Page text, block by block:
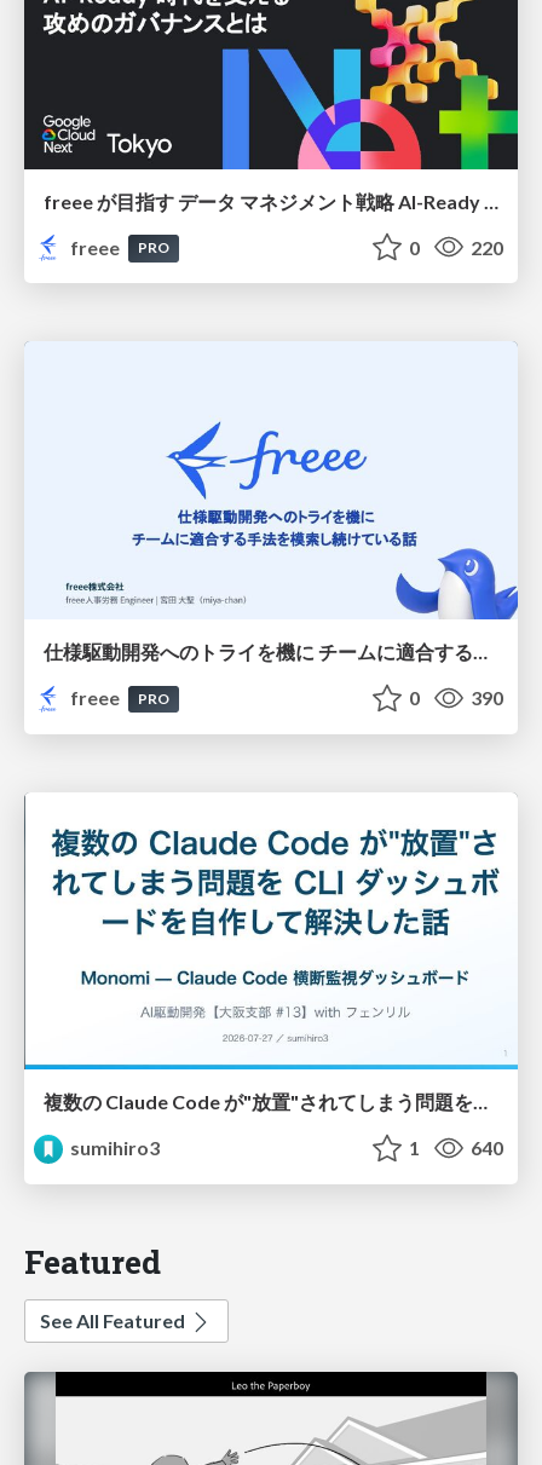
freee
PRO 0 220
仕様駆動開発へのトライを機に チームに適合する手法を模索し続けている話
freee
PRO 0 390
複数の Claude Code が"放置"されてしまう問題をCLI ダッシュボードを自作して解決した話
sumihiro3
1 640
Featured
See All Featured